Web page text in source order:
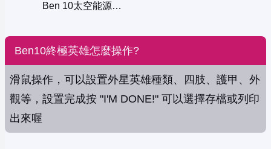
Ben 10太空能源危機
Ben10終極英雄怎麼操作?
滑鼠操作，可以設置外星英雄種類、四肢、護甲、外
觀等，設置完成按 "I'M DONE!" 可以選擇存檔或列印
出來喔